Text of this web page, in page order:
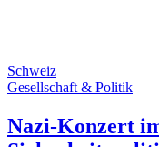
Schweiz
Gesellschaft & Politik
Nazi-Konzert